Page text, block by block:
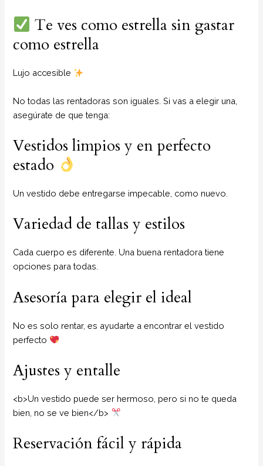
Te ves como estrella sin gastar
como estrella
Lujo accesible
No todas las rentadoras son iguales. Si vas a elegir una,
asegúrate de que tenga:
Vestidos limpios y en perfecto
estado
Un vestido debe entregarse impecable, como nuevo.
Variedad de tallas y estilos
Cada cuerpo es diferente. Una buena rentadora tiene
opciones para todas.
Asesoría para elegir el ideal
No es solo rentar, es ayudarte a encontrar el vestido
perfecto
Ajustes y entalle
<b>Un vestido puede ser hermoso, pero si no te queda
bien, no se ve bien</b>
Reservación fácil y rápida